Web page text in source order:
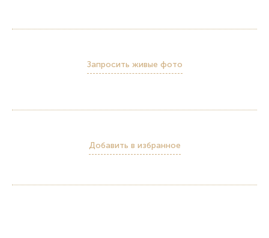
Запросить живые фото
Добавить в избранное